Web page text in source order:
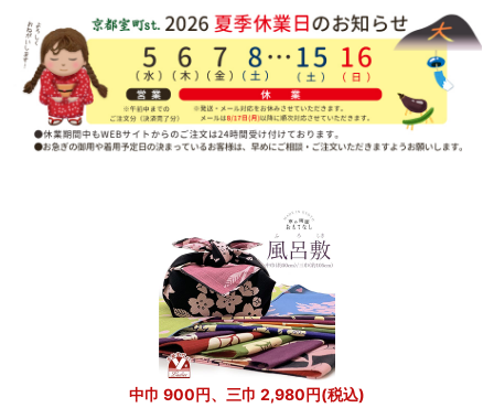
中巾 900円、三巾 2,980円(税込)